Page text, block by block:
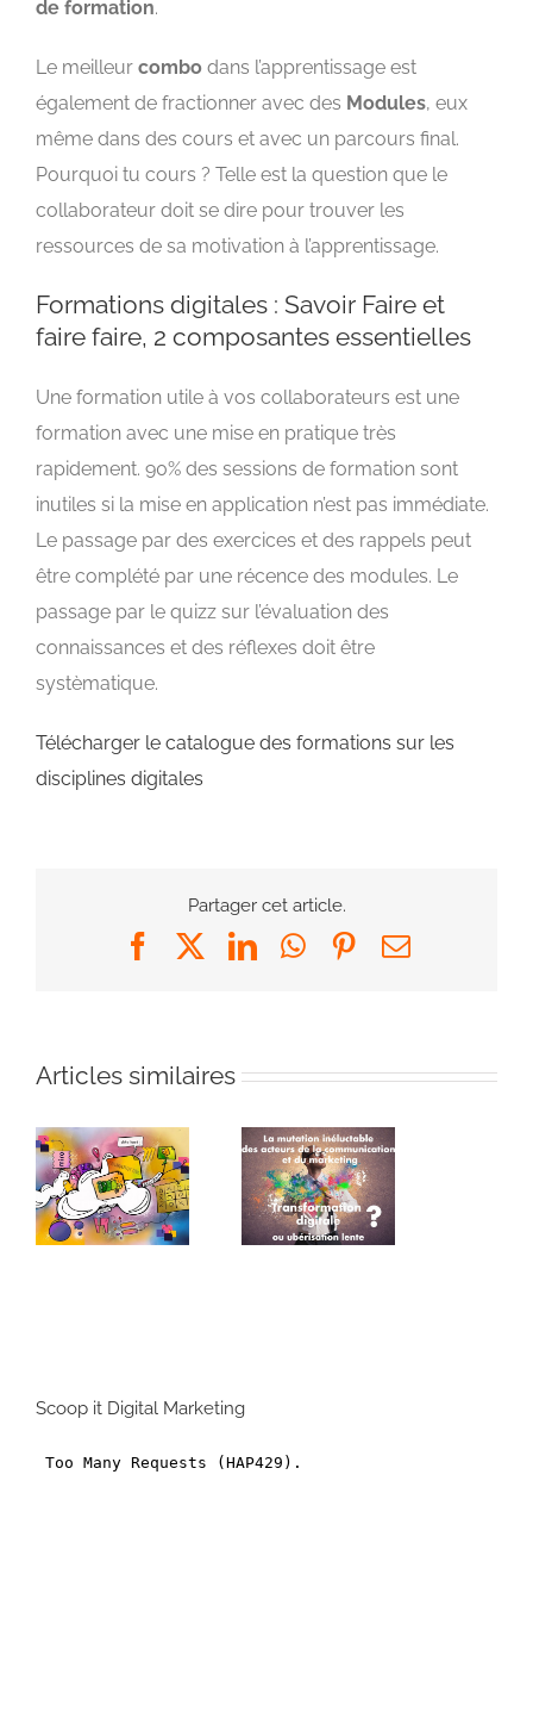
de formation.
Le meilleur combo dans l’apprentissage est
également de fractionner avec des Modules, eux
même dans des cours et avec un parcours final.
Pourquoi tu cours ? Telle est la question que le
collaborateur doit se dire pour trouver les
ressources de sa motivation à l’apprentissage.
Formations digitales : Savoir Faire et
faire faire, 2 composantes essentielles
Une formation utile à vos collaborateurs est une
formation avec une mise en pratique très
rapidement. 90% des sessions de formation sont
inutiles si la mise en application n’est pas immédiate.
Le passage par des exercices et des rappels peut
être complété par une récence des modules. Le
passage par le quizz sur l’évaluation des
connaissances et des réflexes doit être
systèmatique.
Télécharger le catalogue des formations sur les
disciplines digitales
Partager cet article.
FacebookLinkedInWhatsApp
Pinterest
Email
Articles similaires
Scoop it Digital Marketing